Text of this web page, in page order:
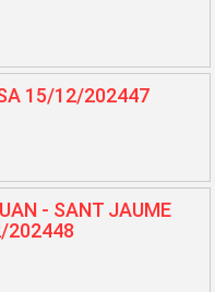
15/12/202447
- SANT JAUME
202448